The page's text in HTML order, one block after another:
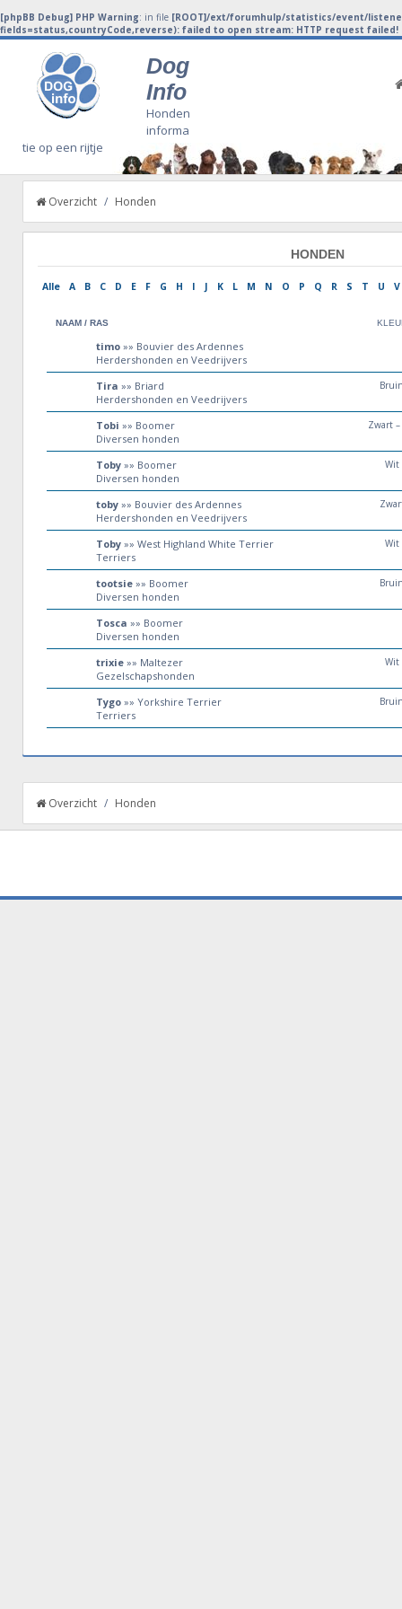
[phpBB Debug] PHP Warning: in file [ROOT]/ext/forumhulp/statistics/event/
fields=status,countryCode,reverse): failed to open stream: HTTP request failed!
Dog
Info
Honden
informa
tie op een rijtje
Overzicht / Honden
HONDEN
Alle A B C D E F G H I J K L M N O P Q R S T U V
NAAM / RAS
timo»» Bouvier des Ardennes
Herdershonden en Veedrijvers
Tira »» Briard
Herdershonden en Veedrijvers
Tobi »» Boomer
Diversen honden
Zwart
Toby»» Boomer
Diversen honden
Wit
toby»» Bouvier des Ardennes
Herdershonden en Veedrijvers
Toby»» West Highland White Terrier
Terriers
Wit
tootsie»» Boomer
Diversen honden
Tosca »» Boomer
Diversen honden
trixie»» Maltezer
Gezelschapshonden
Wit
Tygo»» Yorkshire Terrier
Terriers
Overzicht / Honden